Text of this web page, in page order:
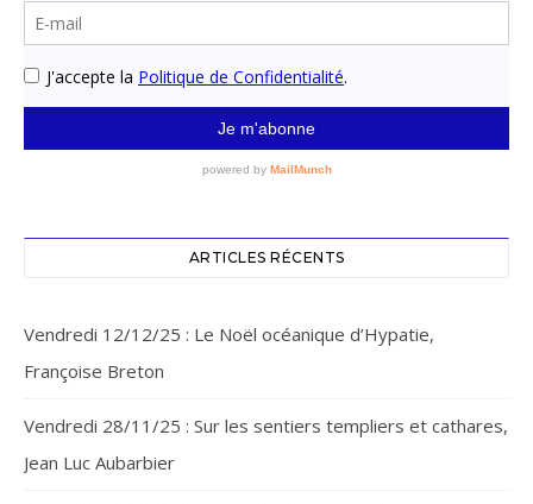
ARTICLES RÉCENTS
Vendredi 12/12/25 : Le Noël océanique d’Hypatie,
Françoise Breton
Vendredi 28/11/25 : Sur les sentiers templiers et cathares,
Jean Luc Aubarbier